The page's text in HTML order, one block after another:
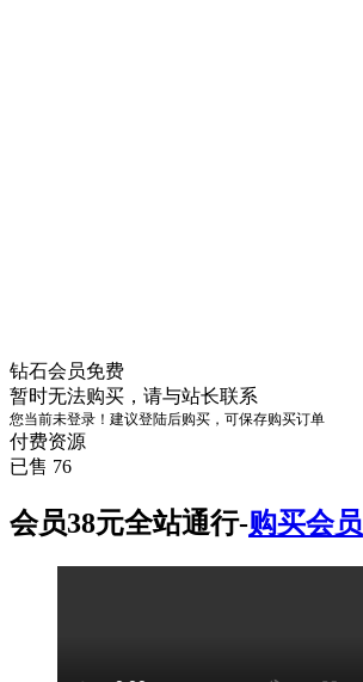
钻石会员免费
暂时无法购买，请与站长联系
您当前未登录！建议登陆后购买，可保存购买订单
付费资源
已售 76
会员38元全站通行-购买会员